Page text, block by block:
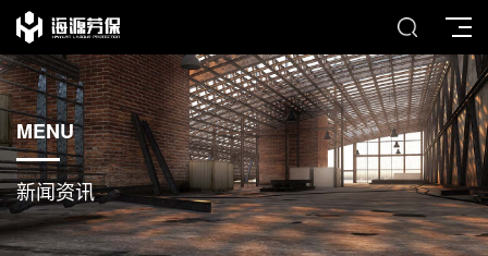
MENU
新闻资讯